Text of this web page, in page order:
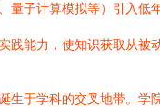
量子计算模拟等）引入
能力，使知识获取从被
生于学科的交叉地带。